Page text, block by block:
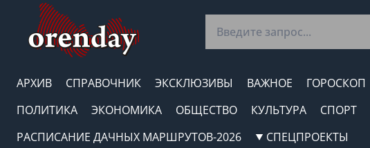
АРХИВ СПРАВОЧНИК ЭКСКЛЮЗИВЫ ВАЖНОЕ ГОРОСКОП
ПОЛИТИКА
ЭКОНОМИКА ОБЩЕСТВО КУЛЬТУРА СПОРТ
РАСПИСАНИЕ ДАЧНЫХ МАРШРУТОВ-2026
СПЕЦПРОЕКТЫ